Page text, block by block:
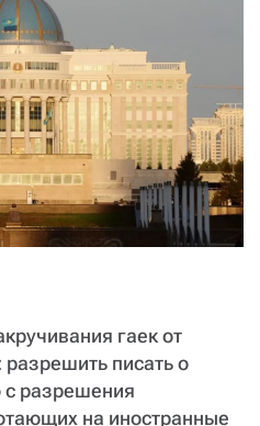
гаек от
разрешить писать о
с разрешения
на иностранные
С ДРУЗЬЯМИ
donate@novayagazeta.ru или